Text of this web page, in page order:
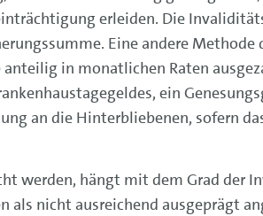
erleiden. Die
Eine andere Methode
in monatlichen Raten
ein
an die Hinterbliebenen, sofern
werden, hängt mit dem Grad der
als nicht ausreichend ausgeprägt